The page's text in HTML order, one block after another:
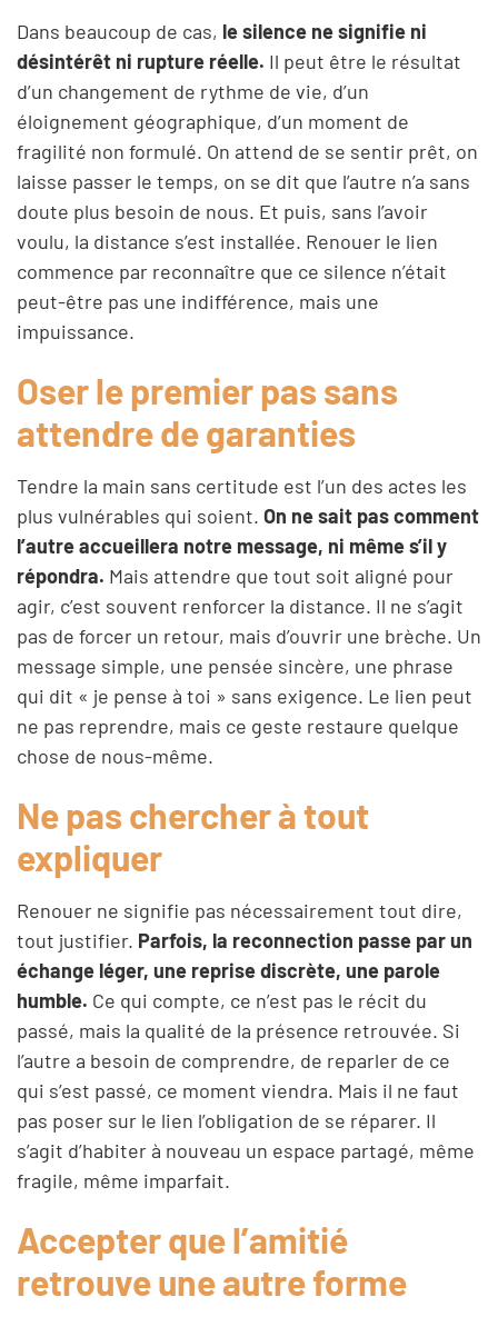
Dans beaucoup de cas, le silence ne signifie ni
désintérêt ni rupture réelle. Il peut être le résultat
d’un changement de rythme de vie, d’un
éloignement géographique, d’un moment de
fragilité non formulé. On attend de se sentir prêt, on
laisse passer le temps, on se dit que l’autre n’a sans
doute plus besoin de nous. Et puis, sans l’avoir
voulu, la distance s’est installée. Renouer le lien
commence par reconnaître que ce silence n’était
peut-être pas une indifférence, mais une
impuissance.
Oser le premier pas sans
attendre de garanties
Tendre la main sans certitude est l’un des actes les
plus vulnérables qui soient. On ne sait pas comment
l’autre accueillera notre message, ni même s’il y
répondra. Mais attendre que tout soit aligné pour
agir, c’est souvent renforcer la distance. Il ne s’agit
pas de forcer un retour, mais d’ouvrir une brèche. Un
message simple, une pensée sincère, une phrase
qui dit « je pense à toi » sans exigence. Le lien peut
ne pas reprendre, mais ce geste restaure quelque
chose de nous-même.
Ne pas chercher à tout
expliquer
Renouer ne signifie pas nécessairement tout dire,
tout justifier. Parfois, la reconnection passe par un
échange léger, une reprise discrète, une parole
humble. Ce qui compte, ce n’est pas le récit du
passé, mais la qualité de la présence retrouvée. Si
l’autre a besoin de comprendre, de reparler de ce
qui s’est passé, ce moment viendra. Mais il ne faut
pas poser sur le lien l’obligation de se réparer. Il
s’agit d’habiter à nouveau un espace partagé, même
fragile, même imparfait.
Accepter que l’amitié
retrouve une autre forme